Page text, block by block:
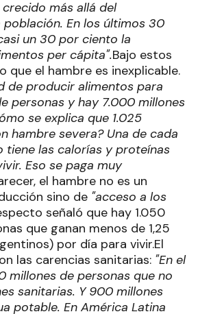
más allá del
En los últimos 30
un 30 por ciento la
per cápita".Bajo estos
que el hambre es inexplicable.
de producir alimentos para
personas y hay 7.000 millones
se explica que 1.025
hambre severa? Una de cada
tiene las calorías y proteínas
Eso se paga muy
el hambre no es un
sino de "acceso a los
señaló que hay 1.050
que ganan menos de 1,25
por día para vivir.El
las carencias sanitarias: "En el
millones de personas que no
sanitarias. Y 900 millones
potable. En América Latina